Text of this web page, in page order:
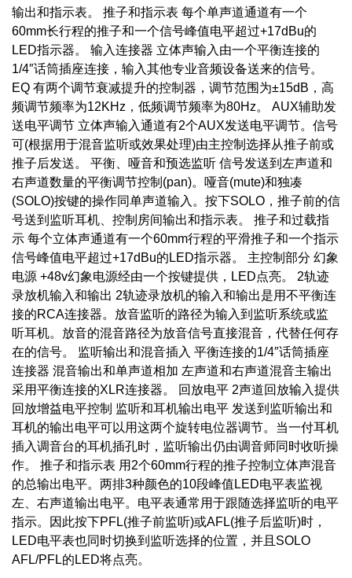
输出和指示表。 推子和指示表 每个单声道通道有一个
60mm长行程的推子和一个信号峰值电平超过+17dBu的
LED指示器。 输入连接器 立体声输入由一个平衡连接的
1/4″话筒插座连接，输入其他专业音频设备送来的信号。
EQ 有两个调节衰减提升的控制器，调节范围为±15dB，高
频调节频率为12KHz，低频调节频率为80Hz。 AUX辅助发
送电平调节 立体声输入通道有2个AUX发送电平调节。信号
可(根据用于混音监听或效果处理)由主控制选择从推子前或
推子后发送。 平衡、哑音和预选监听 信号发送到左声道和
右声道数量的平衡调节控制(pan)。哑音(mute)和独凑
(SOLO)按键的操作同单声道输入。按下SOLO，推子前的信
号送到监听耳机、控制房间输出和指示表。 推子和过载指
示 每个立体声通道有一个60mm行程的平滑推子和一个指示
信号峰值电平超过+17dBu的LED指示器。 主控制部分 幻象
电源 +48v幻象电源经由一个按键提供，LED点亮。 2轨迹
录放机输入和输出 2轨迹录放机的输入和输出是用不平衡连
接的RCA连接器。放音监听的路径为输入到监听系统或监
听耳机。放音的混音路径为放音信号直接混音，代替任何存
在的信号。 监听输出和混音插入 平衡连接的1/4″话筒插座
连接器 混音输出和单声道相加 左声道和右声道混音主输出
采用平衡连接的XLR连接器。 回放电平 2声道回放输入提供
回放增益电平控制 监听和耳机输出电平 发送到监听输出和
耳机的输出电平可以用这两个旋转电位器调节。当一付耳机
插入调音台的耳机插孔时，监听输出仍由调音师同时收听操
作。 推子和指示表 用2个60mm行程的推子控制立体声混音
的总输出电平。两排3种颜色的10段峰值LED电平表监视
左、右声道输出电平。电平表通常用于跟随选择监听的电平
指示。因此按下PFL(推子前监听)或AFL(推子后监听)时，
LED电平表也同时切换到监听选择的位置，并且SOLO
AFL/PFL的LED将点亮。